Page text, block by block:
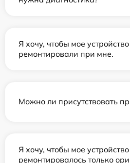
Я хочу, чтобы мое устройство
ремонтировали при мне.
Можно ли присутствовать
Я хочу, чтобы мое
ремонтировалось только